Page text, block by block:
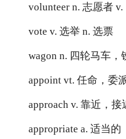
volunteer n. 志愿者
vote v. 选举 n. 选票
wagon n. 四轮马车，
appoint vt. 任命，委
approach v. 靠近，
appropriate a. 适当的